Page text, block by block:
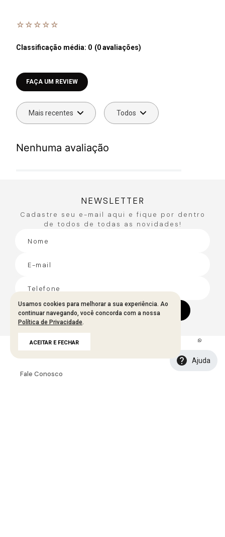
Ajuda
☆ ☆ ☆ ☆ ☆
Classificação média: 0 (0 avaliações)
Faça login para escrever uma avaliação.
Mais recentes Todos
Nenhuma avaliação
Usamos cookies para melhorar a sua experiência. Ao
continuar navegando, você concorda com a nossa
Política de Privacidade.
ACEITAR E FECHAR
NEWSLETTER
Cadastre seu e-mail aqui e fique por dentro
de todos de todas as novidades!
CADASTRAR
A MARCA
Fale Conosco